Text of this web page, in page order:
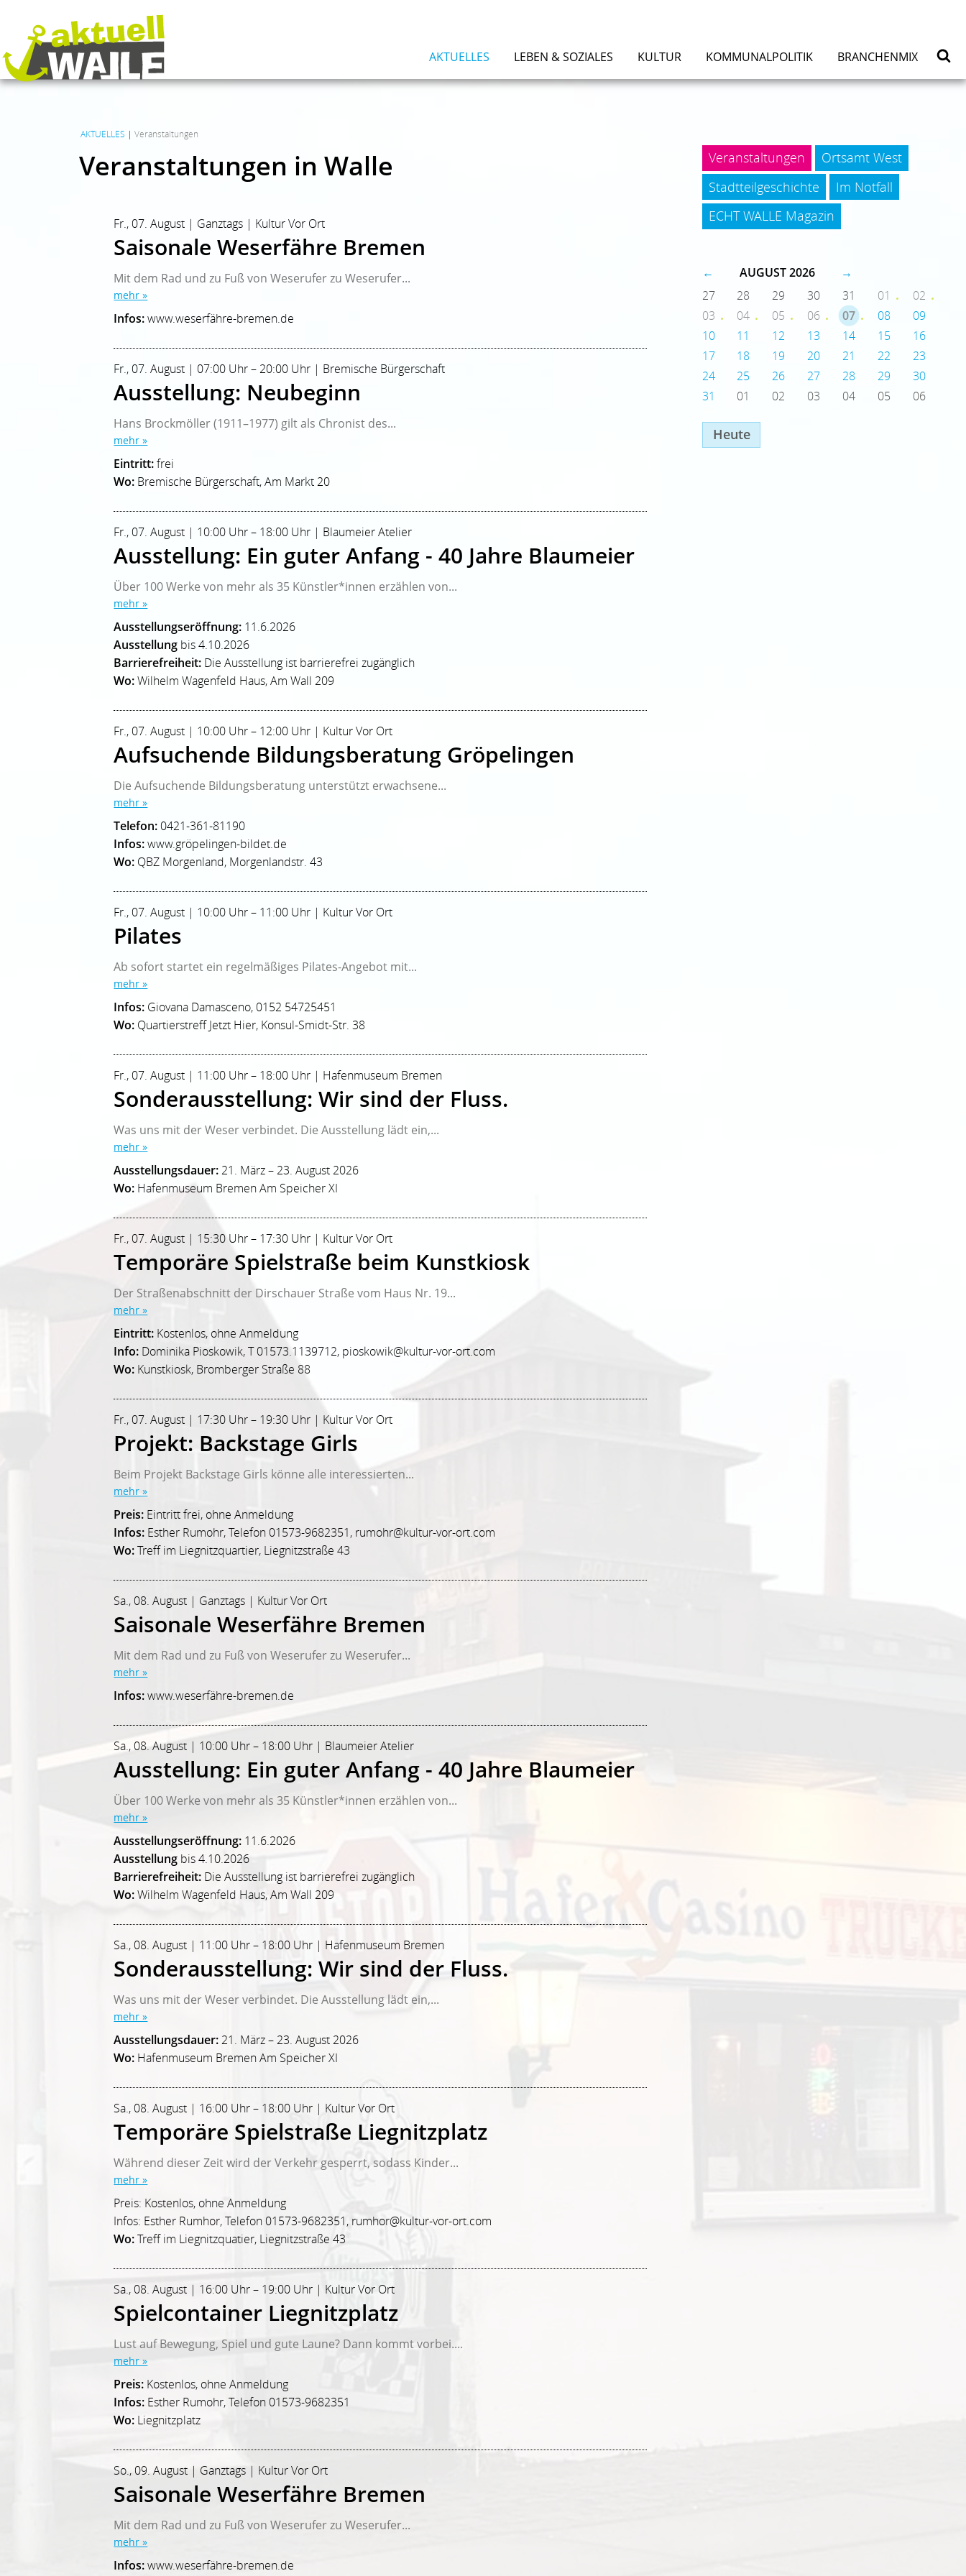
AKTUELLES LEBEN & SOZIALES KULTUR KOMMUNALPOLITIK BRANCHENMIX
AKTUELLES | Veranstaltungen
Veranstaltungen in Walle
Fr., 07. August | Ganztags | Kultur Vor Ort
Saisonale Weserfähre Bremen
Mit dem Rad und zu Fuß von Weserufer zu Weserufer...
mehr »
Infos:www.weserfähre-bremen.de
Fr., 07. August | 07:00 Uhr – 20:00 Uhr | Bremische Bürgerschaft
Ausstellung: Neubeginn
Hans Brockmöller (1911–1977) gilt als Chronist des...
mehr »
Eintritt:frei
Wo: Bremische Bürgerschaft, Am Markt 20
Fr., 07. August | 10:00 Uhr – 18:00 Uhr | Blaumeier Atelier
Ausstellung: Ein guter Anfang - 40 Jahre Blaumeier
Über 100 Werke von mehr als 35 Künstler*innen erzählen von...
mehr »
Ausstellungseröffnung: 11.6.2026
Ausstellung bis 4.10.2026
Barrierefreiheit: Die Ausstellung ist barrierefrei zugänglich
Wo:Wilhelm Wagenfeld Haus, Am Wall 209
Fr., 07. August | 10:00 Uhr – 12:00 Uhr | Kultur Vor Ort
Aufsuchende Bildungsberatung Gröpelingen
Die Aufsuchende Bildungsberatung unterstützt erwachsene...
mehr »
Telefon: 0421-361-81190
Infos:www.gröpelingen-bildet.de
Wo: QBZ Morgenland, Morgenlandstr. 43
Fr., 07. August | 10:00 Uhr – 11:00 Uhr | Kultur Vor Ort
Pilates
Ab sofort startet ein regelmäßiges Pilates-Angebot mit...
mehr »
Infos: Giovana Damasceno, 0152 54725451
Wo: Quartierstreff Jetzt Hier, Konsul-Smidt-Str. 38
Fr., 07. August | 11:00 Uhr – 18:00 Uhr | Hafenmuseum Bremen
Sonderausstellung: Wir sind der Fluss.
Was uns mit der Weser verbindet. Die Ausstellung lädt ein,...
mehr »
Ausstellungsdauer:21. März – 23. August 2026
Wo: Hafenmuseum Bremen Am Speicher XI
Fr., 07. August | 15:30 Uhr – 17:30 Uhr | Kultur Vor Ort
Temporäre Spielstraße beim Kunstkiosk
Der Straßenabschnitt der Dirschauer Straße vom Haus Nr. 19...
mehr »
Eintritt: Kostenlos, ohne Anmeldung
Info: Dominika Pioskowik, T 01573.1139712, pioskowik@kultur-vor-ort.com
Wo: Kunstkiosk, Bromberger Straße 88
Fr., 07. August | 17:30 Uhr – 19:30 Uhr | Kultur Vor Ort
Projekt: Backstage Girls
Beim Projekt Backstage Girls könne alle interessierten...
mehr »
Preis: Eintritt frei, ohne Anmeldung
Infos: Esther Rumohr, Telefon 01573-9682351, rumohr@kultur-vor-ort.com
Wo:Treff im Liegnitzquartier, Liegnitzstraße 43
Sa., 08. August | Ganztags | Kultur Vor Ort
Saisonale Weserfähre Bremen
Mit dem Rad und zu Fuß von Weserufer zu Weserufer...
mehr »
Infos:www.weserfähre-bremen.de
Sa., 08. August | 10:00 Uhr – 18:00 Uhr | Blaumeier Atelier
Ausstellung: Ein guter Anfang - 40 Jahre Blaumeier
Über 100 Werke von mehr als 35 Künstler*innen erzählen von...
mehr »
Ausstellungseröffnung: 11.6.2026
Ausstellung bis 4.10.2026
Barrierefreiheit: Die Ausstellung ist barrierefrei zugänglich
Wo:Wilhelm Wagenfeld Haus, Am Wall 209
Sa., 08. August | 11:00 Uhr – 18:00 Uhr | Hafenmuseum Bremen
Sonderausstellung: Wir sind der Fluss.
Was uns mit der Weser verbindet. Die Ausstellung lädt ein,...
mehr »
Ausstellungsdauer:21. März – 23. August 2026
Wo: Hafenmuseum Bremen Am Speicher XI
Sa., 08. August | 16:00 Uhr – 18:00 Uhr | Kultur Vor Ort
Temporäre Spielstraße Liegnitzplatz
Während dieser Zeit wird der Verkehr gesperrt, sodass Kinder...
mehr »
Preis: Kostenlos, ohne Anmeldung
Infos: Esther Rumhor, Telefon 01573-9682351, rumhor@kultur-vor-ort.com
Wo:Treff im Liegnitzquatier, Liegnitzstraße 43
Sa., 08. August | 16:00 Uhr – 19:00 Uhr | Kultur Vor Ort
Spielcontainer Liegnitzplatz
Lust auf Bewegung, Spiel und gute Laune? Dann kommt vorbei....
mehr »
Preis: Kostenlos, ohne Anmeldung
Infos: Esther Rumohr, Telefon 01573-9682351
Wo: Liegnitzplatz
So., 09. August | Ganztags | Kultur Vor Ort
Saisonale Weserfähre Bremen
Mit dem Rad und zu Fuß von Weserufer zu Weserufer...
mehr »
Infos:www.weserfähre-bremen.de
Veranstaltungen
Ortsamt West
Stadtteilgeschichte
Im Notfall
ECHT WALLE Magazin
← AUGUST 2026
→
27
28 29 30 31 01
02
03
04 05 06 07 08
09
10
11 12 13 14 15
16
17
18 19 20 21 22
23
24
25 26 27 28 29
30
31
01 02 03 04 05 06
Heute